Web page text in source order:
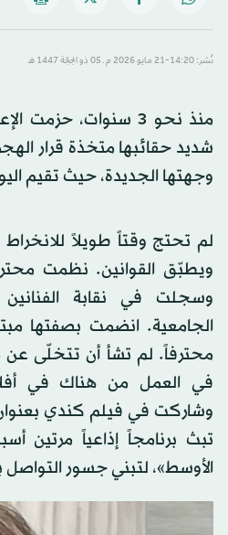
نُشر: 14:20-21 مايو 2026 م ـ 05 ذو الحِجّة 1447 هـ
منذ نحو 3 سنوات، حزمت
شديد حقائبها متخذة قرار
وجهتها الجديدة، حيث تقيم
لم تحتج وقتاً طويلاً
ويطبّق القوانين. نظمت
وسجلت في نقابة الفنانين
الجامعية. انضمت بصفتها
محترفاً. لم تشأ أن تتخلّى عن
في العمل من هناك في
وشاركت في فيلم كندي
تبث برنامجاً إذاعياً مرتين
الأوسط»، لتبني جسور التواصل